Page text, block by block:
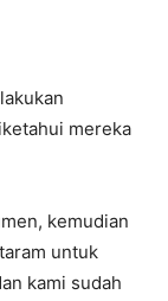
mereka
kemudian
untuk
kami sudah